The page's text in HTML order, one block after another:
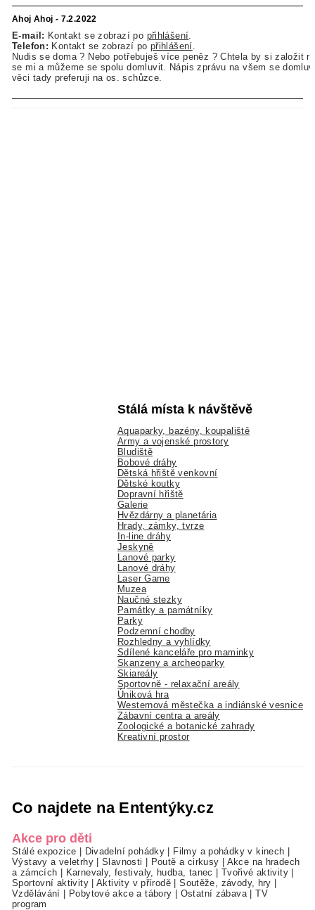
Ahoj Ahoj - 7.2.2022
E-mail: Kontakt se zobrazí po přihlášení
Telefon: Kontakt se zobrazí po přihlášení
Nudis se doma ? Nebo potřebuješ více peněz ? Chtela by si založit
se mi a můžeme se spolu domluvit. Nápis zprávu na všem se
věci tady preferuji na os. schůzce.
Stálá místa k návštěvě
Aquaparky, bazény, koupaliště
Army a vojenské prostory
Bludiště
Bobové dráhy
Dětská hřiště venkovní
Dětské koutky
Dopravní hřiště
Galerie
Hvězdárny a planetária
Hrady, zámky, tvrze
In-line dráhy
Jeskyně
Lanové parky
Lanové dráhy
Laser Game
Muzea
Naučné stezky
Památky a památníky
Parky
Podzemní chodby
Rozhledny a vyhlídky
Sdílené kanceláře pro maminky
Skanzeny a archeoparky
Skiareály
Sportovně - relaxační areály
Úniková hra
Westernová městečka a indiánské vesnice
Zábavní centra a areály
Zoologické a botanické zahrady
Kreativní prostor
Co najdete na Ententýky.cz
Akce pro děti
Stálé expozice | Divadelní pohádky | Filmy a pohádky v kinech |
Výstavy a veletrhy|Slavnosti | Poutě a cirkusy | Akce na hradech
a zámcích | Karnevaly, festivaly, hudba, tanec | Tvořivé aktivity |
Sportovní aktivity|Aktivity v přírodě |Soutěže, závody, hry |
Vzdělávání | Pobytové akce a tábory | Ostatní zábava |TV
program